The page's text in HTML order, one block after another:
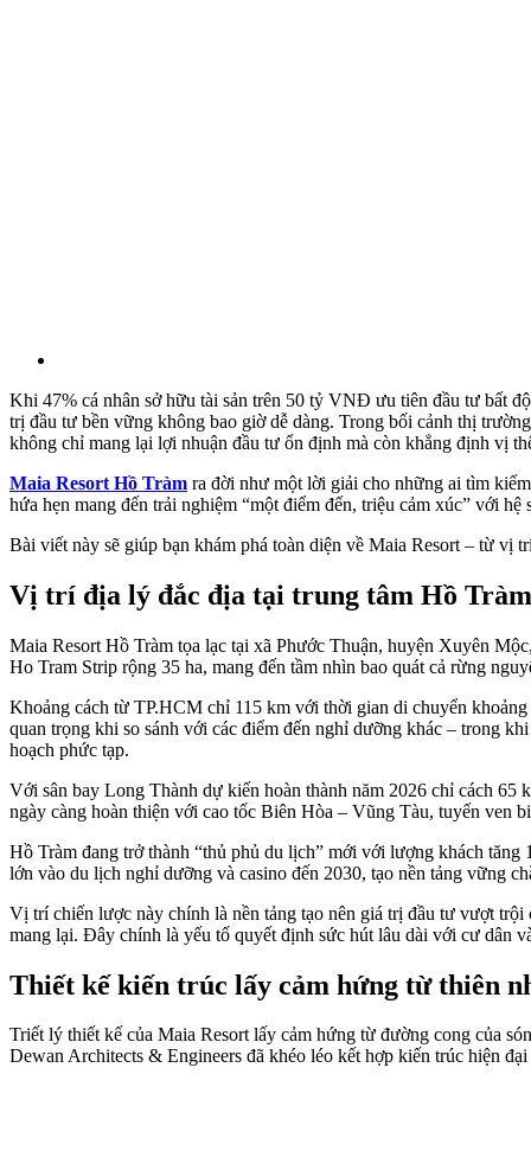
Khi 47% cá nhân sở hữu tài sản trên 50 tỷ VNĐ ưu tiên đầu tư bất
trị đầu tư bền vững không bao giờ dễ dàng. Trong bối cảnh thị
không chỉ mang lại lợi nhuận đầu tư ổn định mà còn khẳng định vị
Maia Resort Hồ Tràm ra đời như một lời giải cho những ai tìm
hứa hẹn mang đến trải nghiệm “một điểm đến, triệu cảm xúc” với
Bài viết này sẽ giúp bạn khám phá toàn diện về Maia Resort – từ
Vị trí địa lý đắc địa tại trung tâm Hồ Tràm
Maia Resort Hồ Tràm tọa lạc tại xã Phước Thuận, huyện Xuyên
Ho Tram Strip rộng 35 ha, mang đến tầm nhìn bao quát cả rừng
Khoảng cách từ TP.HCM chỉ 115 km với thời gian di chuyển
quan trọng khi so sánh với các điểm đến nghỉ dưỡng khác – trong
hoạch phức tạp.
Với sân bay Long Thành dự kiến hoàn thành năm 2026 chỉ cách 65
ngày càng hoàn thiện với cao tốc Biên Hòa – Vũng Tàu, tuyến ven
Hồ Tràm đang trở thành “thủ phủ du lịch” mới với lượng khách
lớn vào du lịch nghỉ dưỡng và casino đến 2030, tạo nền tảng vững
Vị trí chiến lược này chính là nền tảng tạo nên giá trị đầu tư vượt
mang lại. Đây chính là yếu tố quyết định sức hút lâu dài với cư dân
Thiết kế kiến trúc lấy cảm hứng từ thiên
Triết lý thiết kế của Maia Resort lấy cảm hứng từ đường cong của
Dewan Architects & Engineers đã khéo léo kết hợp kiến trúc hiện